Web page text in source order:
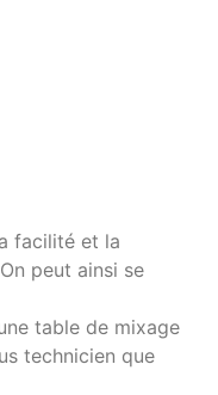
facilité et la
peut ainsi se
table de mixage
technicien que